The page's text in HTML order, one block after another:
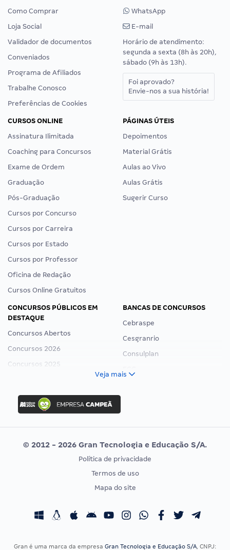
Como Comprar
Loja Social
Validador de documentos
Conveniados
Programa de Afiliados
Trabalhe Conosco
Preferências de Cookies
WhatsApp
E-mail
Horário de atendimento:
segunda a sexta (8h às 20h),
sábado (9h às 13h).
Foi aprovado?
Envie-nos a sua história!
CURSOS ONLINE
Assinatura Ilimitada
Coaching para Concursos
Exame de Ordem
Graduação
Pós-Graduação
Cursos por Concurso
Cursos por Carreira
Cursos por Estado
Cursos por Professor
Oficina de Redação
Cursos Online Gratuitos
PÁGINAS ÚTEIS
Depoimentos
Material Grátis
Aulas ao Vivo
Aulas Grátis
Sugerir Curso
CONCURSOS PÚBLICOS EM
DESTAQUE
Concursos Abertos
Concursos 2026
Concursos 2025
Concurso Ibama
Concurso MPU
Editais publicados
BANCAS DE CONCURSOS
Cebraspe
Cesgranrio
Consulplan
Vunesp
CONCURSOS POR PROFISSÃO
Concursos Fiscais
EXAME DE ORDEM
Calendário OAB
Veja mais
© 2012 - 2026 Gran Tecnologia e Educação S/A.
Política de privacidade
Termos de uso
Mapa do site
Gran é uma marca da empresa Gran Tecnologia e Educação S/A, CNPJ: